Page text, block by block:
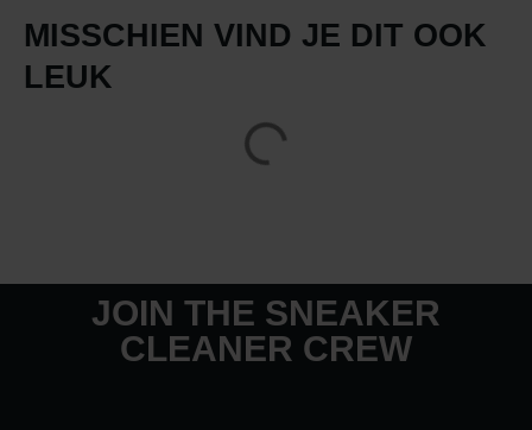
MISSCHIEN VIND JE DIT OOK
LEUK
JOIN THE SNEAKER
CLEANER CREW